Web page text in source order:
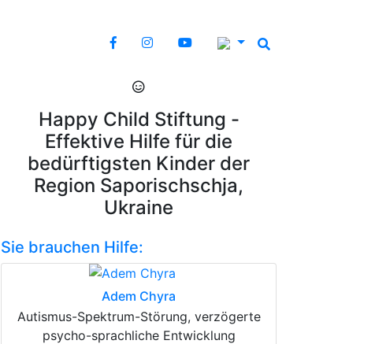
Happy Child Stiftung -
Effektive Hilfe für die
bedürftigsten Kinder der
Region Saporischschja,
Ukraine
Sie brauchen Hilfe:
Adem Chyra
Autismus-Spektrum-Störung, verzögerte
psycho-sprachliche Entwicklung